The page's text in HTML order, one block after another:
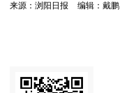
来源：浏阳日报 编辑：戴鹏